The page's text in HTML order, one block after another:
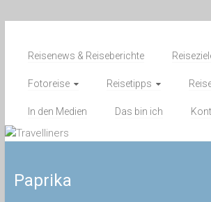
springenReisenews & Reiseberichte
Fotoreise Reisetipps
In den Medien Das bin ich
Paprika